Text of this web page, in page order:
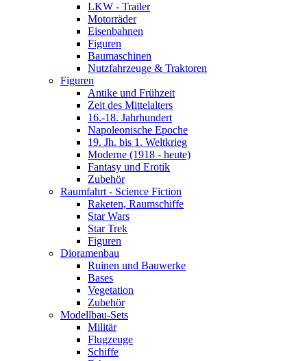
LKW - Trailer
Motorräder
Eisenbahnen
Figuren
Baumaschinen
Nutzfahrzeuge & Traktoren
Figuren
Antike und Frühzeit
Zeit des Mittelalters
16.-18. Jahrhundert
Napoleonische Epoche
19. Jh. bis 1. Weltkrieg
Moderne (1918 - heute)
Fantasy und Erotik
Zubehör
Raumfahrt - Science Fiction
Raketen, Raumschiffe
Star Wars
Star Trek
Figuren
Dioramenbau
Ruinen und Bauwerke
Bases
Vegetation
Zubehör
Modellbau-Sets
Militär
Flugzeuge
Schiffe